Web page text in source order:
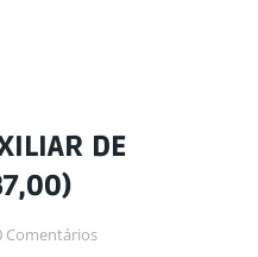
DE
Comentários